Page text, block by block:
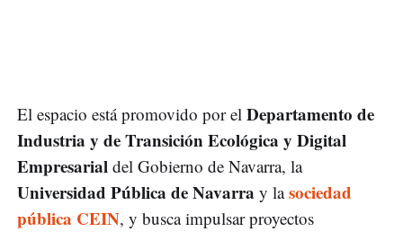
El espacio está promovido por el Departamento de
Industria y de Transición Ecológica y Digital
Empresarial del Gobierno de Navarra, la
Universidad Pública de Navarra y lasociedad
pública CEIN, y busca impulsar proyectos